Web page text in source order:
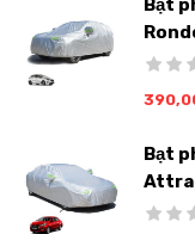
Bạt
Bạt